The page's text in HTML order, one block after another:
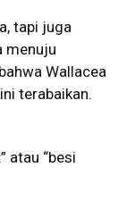
tapi juga
menuju
Wallacea
terabaikan.
atau “besi